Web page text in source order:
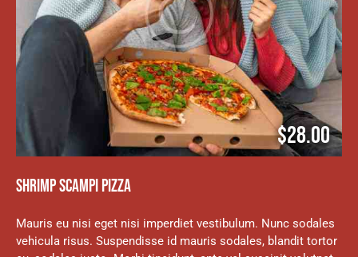
$28.00
SHRIMP SCAMPI PIZZA
Mauris eu nisi eget nisi imperdiet vestibulum. Nunc sodales
vehicula risus. Suspendisse id mauris sodales, blandit tortor